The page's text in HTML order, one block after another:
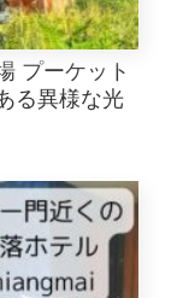
プーケット
る異様な光